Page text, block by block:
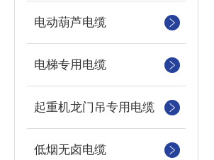
电动葫芦电缆
电梯专用电缆
起重机龙门吊专用电缆
低烟无卤电缆